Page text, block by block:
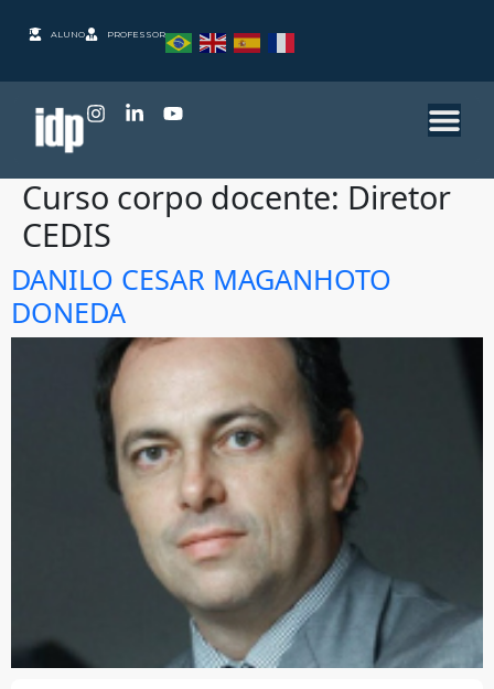
ALUNO PROFESSOR
Curso corpo docente: Diretor
CEDIS
DANILO CESAR MAGANHOTO
DONEDA